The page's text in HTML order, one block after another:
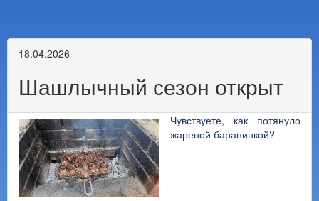
18.04.2026
Шашлычный сезон открыт
Чувствуете, как потянуло
жареной баранинкой?